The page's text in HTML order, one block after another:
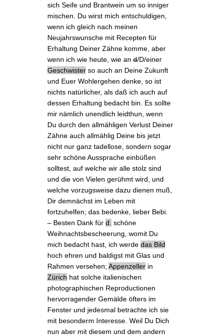
sich Seife und Brantwein um so inniger
mischen. Du wirst mich entschuldigen,
wenn ich gleich nach meinen
Neujahrswunsche mit Recepten für
Erhaltung Deiner Zähne komme, aber
wenn ich wie heute, wie and/D/einer
Geschwister so auch an Deine Zukunft
und Euer Wohlergehen denke, so ist
nichts natürlicher, als daß ich auch auf
dessen Erhaltung bedacht bin. Es sollte
mir nämlich unendlich leidthun, wenn
Du durch den allmähligen Verlust Deiner
Zähne auch allmählig Deine bis jetzt
nicht nur ganz tadellose, sondern sogar
sehr schöne Aussprache einbüßen
solltest, auf welche wir alle stolz sind
und die von Vielen gerühmt wird, und
welche vorzugsweise dazu dienen muß,
Dir demnächst im Leben mit
fortzuhelfen; das bedenke, lieber Bebi.
– Besten Dank fürd. schöne
Weihnachtsbescheerung, womit Du
mich bedacht hast, ich werdedas Bild
hoch ehren und baldigst mit Glas und
Rahmen versehen;Appenzeller in
Zürich hat solche italienischen
photographischen Reproductionen
hervorragender Gemälde öfters im
Fenster und jedesmal betrachte ich sie
mit besonderm Interesse. Weil Du Dich
nun aber mit diesem und dem andern